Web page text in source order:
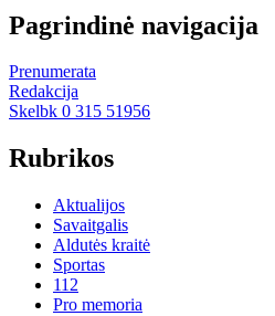
Pagrindinė navigacija
Prenumerata
Redakcija
Skelbk 0 315 51956
Rubrikos
Aktualijos
Savaitgalis
Aldutės kraitė
Sportas
112
Pro memoria